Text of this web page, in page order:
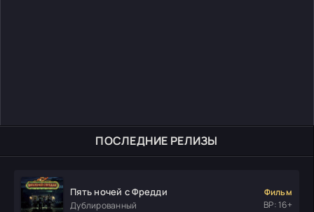
ПОСЛЕДНИЕ РЕЛИЗЫ
Пять ночей с Фредди
Дублированный
Фильм
ВР: 16+